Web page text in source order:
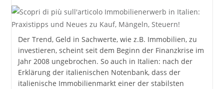
lettura:
Der Trend, Geld in Sachwerte, wie z.B. Immobilien, zu
investieren, scheint seit dem Beginn der Finanzkrise im
Jahr 2008 ungebrochen. So auch in Italien: nach der
Erklärung der italienischen Notenbank, dass der
italienische Immobilienmarkt einer der stabilsten